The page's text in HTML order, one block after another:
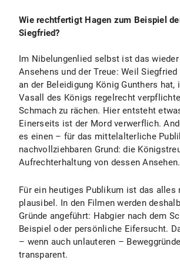
Wie rechtfertigt Hagen zum Beispiel
Siegfried?
Im Nibelungenlied selbst ist das wieder
Ansehens und der Treue: Weil
an der Beleidigung König Gunthers hat,
Vasall des Königs regelrecht
Schmach zu rächen. Hier entsteht
Einerseits ist der Mord verwerflich.
es einen – für das mittelalterliche
nachvollziehbaren Grund: die
Aufrechterhaltung von dessen Ansehen.
Für ein heutiges Publikum ist das alles
plausibel. In den Filmen werden
Gründe angeführt: Habgier nach dem
Beispiel oder persönliche Eifersucht.
– wenn auch unlauteren –
transparent.